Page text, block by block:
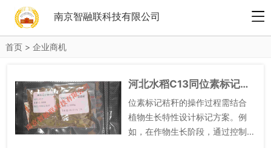
南京智融联科技有限公司
首页> 企业商机
河北水稻C13同位素标记秸秆哪里有卖的
位素标记秸秆的操作过程需结合
植物生长特性设计标记方案。例
如，在作物生长阶段，通过控制